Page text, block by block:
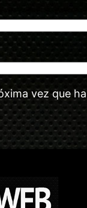
vez que